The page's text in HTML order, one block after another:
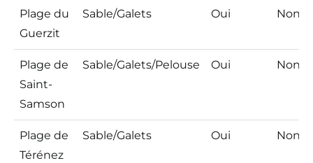
Plage
Type Parking
Plage du
Guerzit
Sable/Galets Oui Non
Plage de
Saint-
Samson
Sable/Galets/Pelouse Oui Non
Plage de
Térénez
Sable/Galets Oui Non